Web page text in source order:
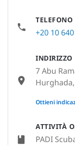
ATTIVITÀ
PADI
TELEFONO
+20 10
INDIRIZZO
7 Abu
None
Ottieni